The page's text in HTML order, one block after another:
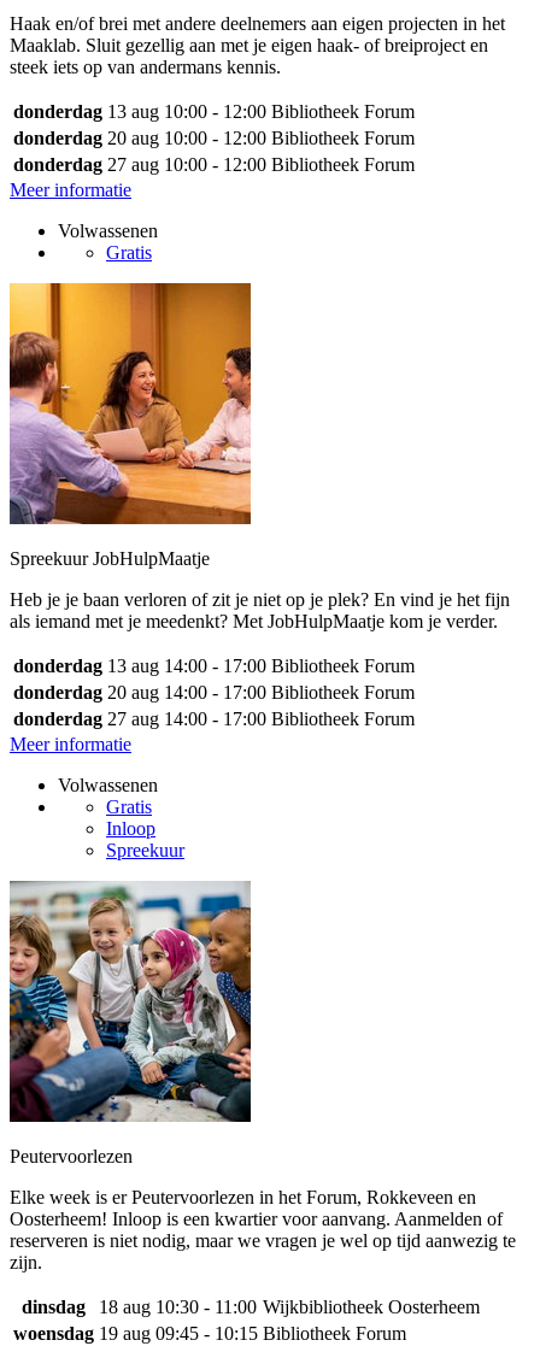
Haak en/of brei met andere deelnemers aan eigen projecten in het
Maaklab. Sluit gezellig aan met je eigen haak- of breiproject en
steek iets op van andermans kennis.
donderdag 13 aug 10:00 - 12:00 Bibliotheek Forum
donderdag 20 aug 10:00 - 12:00 Bibliotheek Forum
donderdag 27 aug 10:00 - 12:00 Bibliotheek Forum
Meer informatie
Volwassenen
Gratis
Spreekuur JobHulpMaatje
Heb je je baan verloren of zit je niet op je plek? En vind je het fijn
als iemand met je meedenkt? Met JobHulpMaatje kom je verder.
donderdag 13 aug 14:00 - 17:00 Bibliotheek Forum
donderdag 20 aug 14:00 - 17:00 Bibliotheek Forum
donderdag 27 aug 14:00 - 17:00 Bibliotheek Forum
Meer informatie
Volwassenen
Gratis
Inloop
Spreekuur
Peutervoorlezen
Elke week is er Peutervoorlezen in het Forum, Rokkeveen en
Oosterheem! Inloop is een kwartier voor aanvang. Aanmelden of
reserveren is niet nodig, maar we vragen je wel op tijd aanwezig te
zijn.
dinsdag 18 aug 10:30 - 11:00 Wijkbibliotheek Oosterheem
woensdag 19 aug 09:45 - 10:15 Bibliotheek Forum